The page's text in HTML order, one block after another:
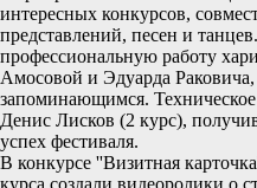
интересных конкурсов,
представлений, песен и
профессиональную работу
Амосовой и Эдуарда
запоминающимся.
Денис Лисков (2 курс),
успех фестиваля.
В конкурсе ''Визитная
курса создали видеоролики о